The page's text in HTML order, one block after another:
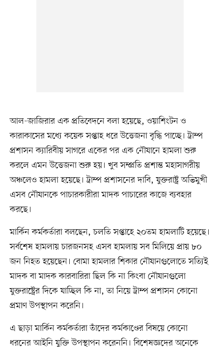
আল-জাজিরার এক প্রতিবেদনে বলা হয়েছে, ওয়াশিংটন ও
কারাকাসের মধ্যে কয়েক সপ্তাহ ধরে উত্তেজনা বৃদ্ধি পাচ্ছে। ট্রাম্প
প্রশাসন ক্যারিবীয় সাগরে একের পর এক নৌযানে হামলা শুরু
করলে এমন উত্তেজনা শুরু হয়। খুব সম্প্রতি প্রশান্ত মহাসাগরীয়
অঞ্চলেও হামলা হয়েছে। ট্রাম্প প্রশাসনের দাবি, যুক্তরাষ্ট্র অভিমুখী
এসব নৌযানকে পাচারকারীরা মাদক পাচারের কাজে ব্যবহার
করছে।
মার্কিন কর্মকর্তারা বলছেন, চলতি সপ্তাহে ২০তম হামলাটি হয়েছে।
সর্বশেষ হামলায় চারজনসহ এসব হামলায় সব মিলিয়ে প্রায় ৮০
জন নিহত হয়েছেন। বোমা হামলার শিকার নৌযানগুলোতে সত্যিই
মাদক বা মাদক কারবারিরা ছিল কি না কিংবা নৌযানগুলো
যুক্তরাষ্ট্রের দিকে যাচ্ছিল কি না, তা নিয়ে ট্রাম্প প্রশাসন কোনো
প্রমাণ উপস্থাপন করেনি।
এ ছাড়া মার্কিন কর্মকর্তারা তাঁদের কর্মকাণ্ডের বিষয়ে কোনো
ধরনের আইনি যুক্তি উপস্থাপন করেননি। বিশেষজ্ঞদের অনেকে